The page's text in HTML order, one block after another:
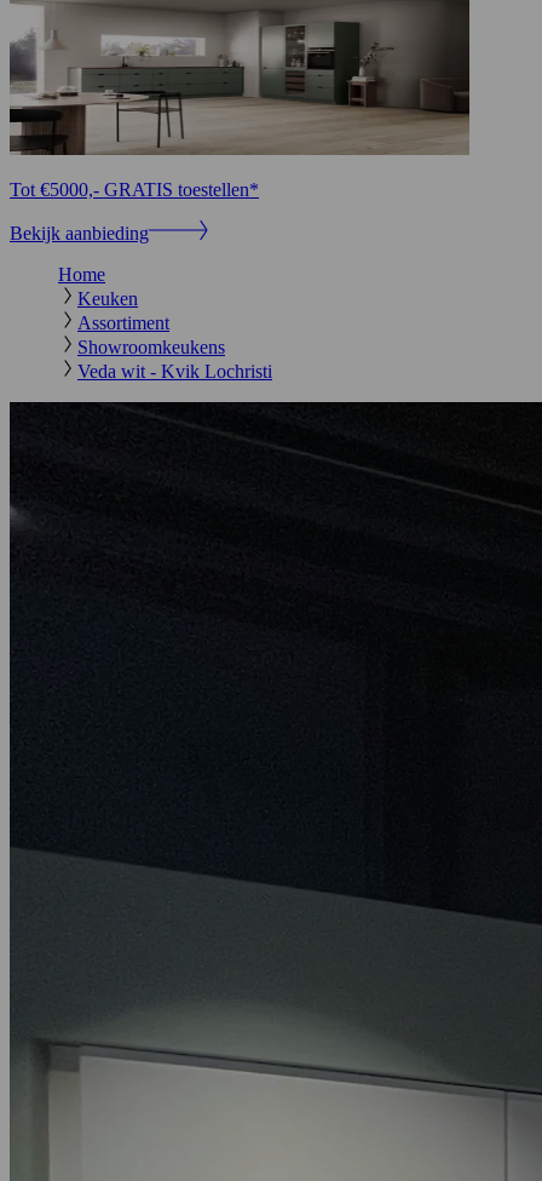
Tot €5000,- GRATIS toestellen*
Bekijk aanbieding
Home
Keuken
Assortiment
Showroomkeukens
Veda wit - Kvik Lochristi